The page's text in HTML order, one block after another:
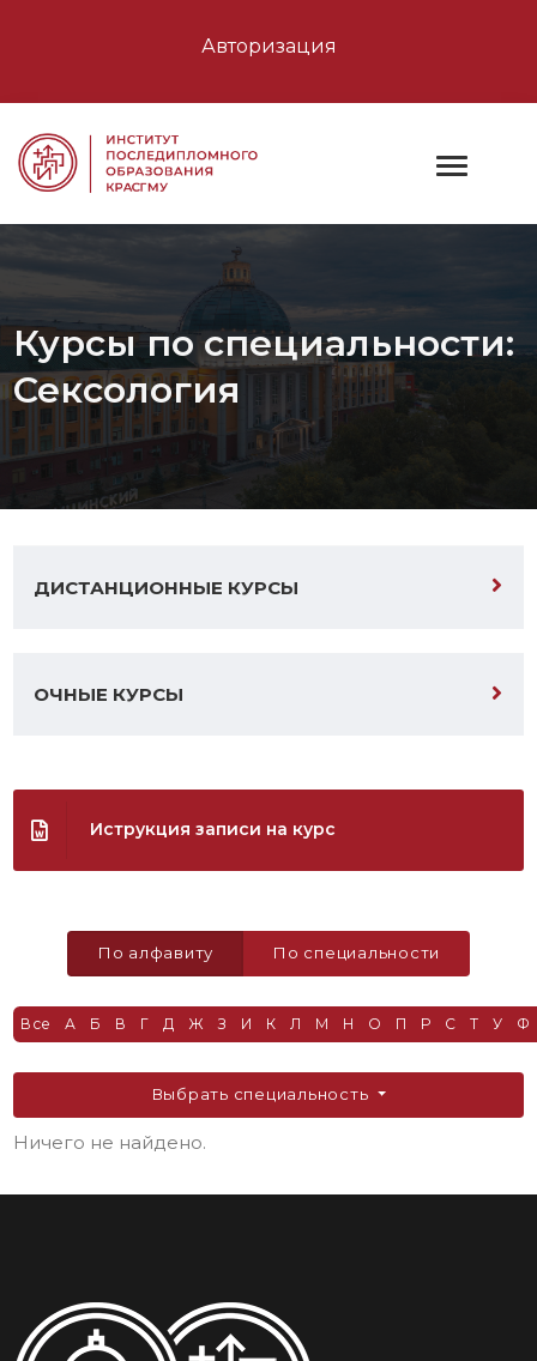
Авторизация
Курсы по специальности:
Сексология
ДИСТАНЦИОННЫЕ КУРСЫ
ОЧНЫЕ КУРСЫ
Иструкция записи на курс
По алфавиту По специальности
Все А Б В Г Д Ж З И К Л М Н О П Р С Т У Ф
Выбрать специальность
Ничего не найдено.